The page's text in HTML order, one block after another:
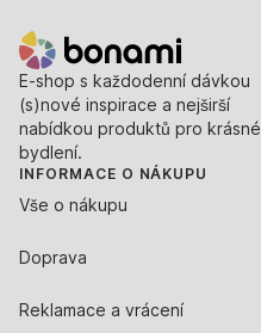
E-shop s každodenní dávkou
(s)nové inspirace a nejširší
nabídkou produktů pro krásné
bydlení.
INFORMACE O NÁKUPU
Vše o nákupu
Doprava
Reklamace a vrácení